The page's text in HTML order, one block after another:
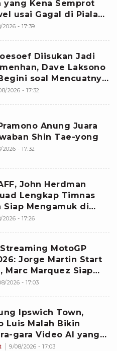
yang Kena Semprot
usai Gagal di Piala
2026 - 17:39
Diisukan Jadi
Dave Laksono
soal Mencuatnya
Republikorp
2026 - 17:32
Anung Juara
Shin Tae-yong
2026 - 17:32
John Herdman
Lengkap Timnas
Siap Mengamuk di
Cup
2026 - 17:26
MotoGP
Jorge Martin Start
Marc Marquez Siap
Silverstone
2026 - 17:03
Ipswich Town,
Luis Malah Bikin
gara Video AI yang
Geleng-geleng
9/08/2026 - 17:03